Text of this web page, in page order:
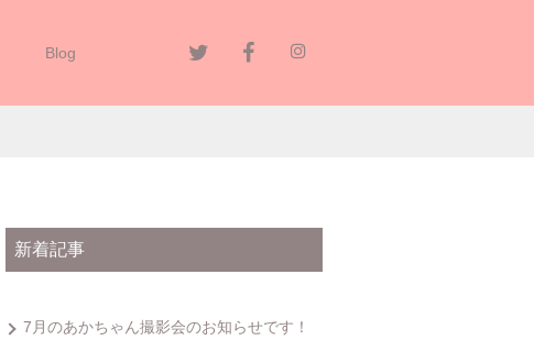
Blog
新着記事
7月のあかちゃん撮影会のお知らせです！